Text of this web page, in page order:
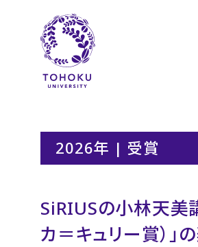
2026年 | 受賞
SiRIUSの小林天美
カ＝キュリー賞）」